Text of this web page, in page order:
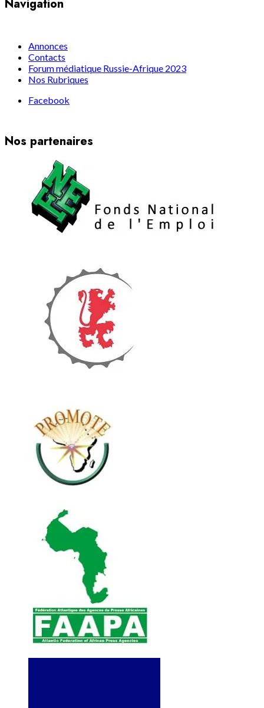
Navigation
Annonces
Contacts
Forum médiatique Russie-Afrique 2023
Nos Rubriques
Facebook
Nos partenaires